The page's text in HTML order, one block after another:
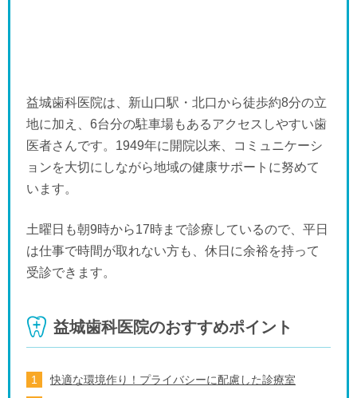
益城歯科医院は、新山口駅・北口から徒歩約8分の立
地に加え、6台分の駐車場もあるアクセスしやすい歯
医者さんです。1949年に開院以来、コミュニケーシ
ョンを大切にしながら地域の健康サポートに努めて
います。
土曜日も朝9時から17時まで診療しているので、平日
は仕事で時間が取れない方も、休日に余裕を持って
受診できます。
益城歯科医院のおすすめポイント
快適な環境作り！プライバシーに配慮した診療室